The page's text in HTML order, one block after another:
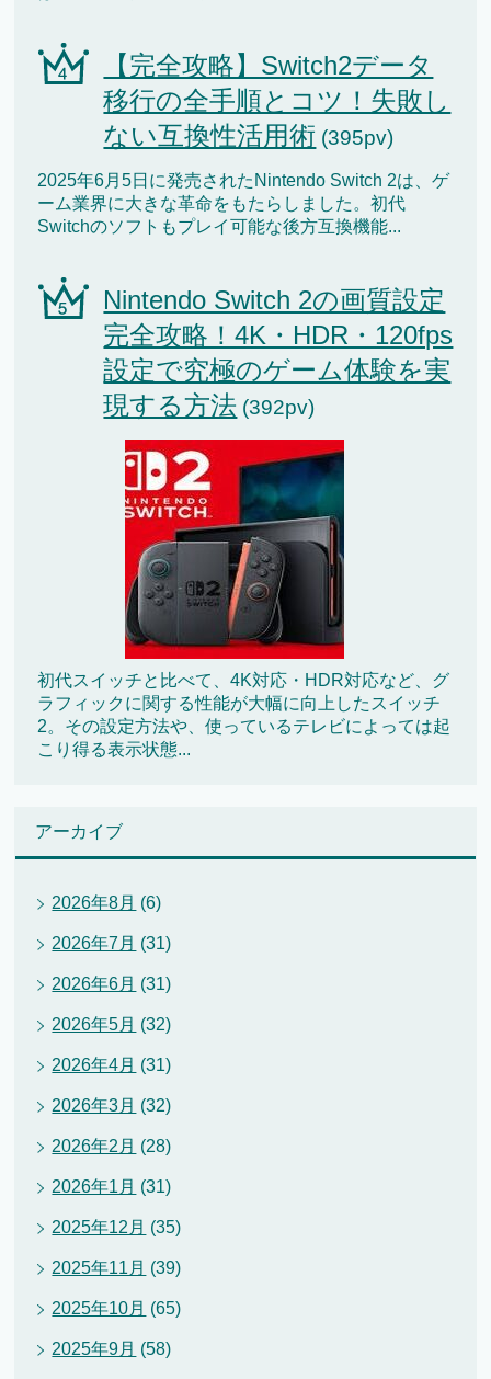
【完全攻略】Switch2データ
移行の全手順とコツ！失敗し
ない互換性活用術 (395pv)
2025年6月5日に発売されたNintendo Switch 2は、ゲ
ーム業界に大きな革命をもたらしました。初代
Switchのソフトもプレイ可能な後方互換機能...
Nintendo Switch 2の画質設定
完全攻略！4K・HDR・120fps
設定で究極のゲーム体験を実
現する方法 (392pv)
初代スイッチと比べて、4K対応・HDR対応など、グ
ラフィックに関する性能が大幅に向上したスイッチ
2。その設定方法や、使っているテレビによっては起
こり得る表示状態...
アーカイブ
2026年8月 (6)
2026年7月 (31)
2026年6月 (31)
2026年5月 (32)
2026年4月 (31)
2026年3月 (32)
2026年2月 (28)
2026年1月 (31)
2025年12月 (35)
2025年11月 (39)
2025年10月 (65)
2025年9月 (58)